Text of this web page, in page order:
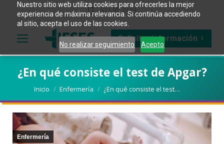
Nuestro sitio web utiliza cookies para ofrecerles la mejor
experiencia de máxima relevancia. Si continúa accediendo
al sitio, acepta el uso de las cookies.
No realizar seguimiento Acepto
911 98 70 64
Solicitar información
¿En qué consiste el test de Apgar?
Estás aquí:
Inicio Enfermería ¿En qué consiste el test…
Enfermería